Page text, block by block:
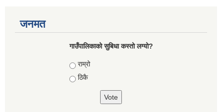
जनमत
गाउँपालिकाको सुबिधा कस्तो लग्यो?
Choices
राम्रो
ठिकै